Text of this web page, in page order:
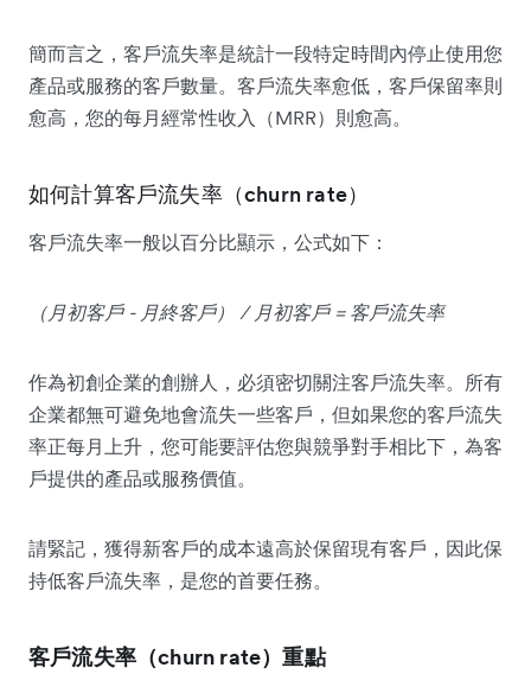
簡而言之，客戶流失率是統計一段特定時間內停止使用您
產品或服務的客戶數量。客戶流失率愈低，客戶保留率則
愈高，您的每月經常性收入（MRR）則愈高。
如何計算客戶流失率（churn rate）
客戶流失率一般以百分比顯示，公式如下：
（月初客戶 - 月終客戶） / 月初客戶 = 客戶流失率
作為初創企業的創辦人，必須密切關注客戶流失率。所有
企業都無可避免地會流失一些客戶，但如果您的客戶流失
率正每月上升，您可能要評估您與競爭對手相比下，為客
戶提供的產品或服務價值。
請緊記，獲得新客戶的成本遠高於保留現有客戶，因此保
持低客戶流失率，是您的首要任務。
客戶流失率（churn rate）重點